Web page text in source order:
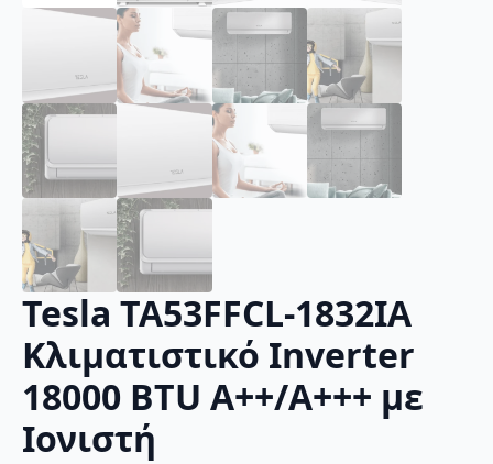
Tesla TA53FFCL-1832IA
Κλιματιστικό Inverter
18000 BTU A++/A+++ με
Ιονιστή